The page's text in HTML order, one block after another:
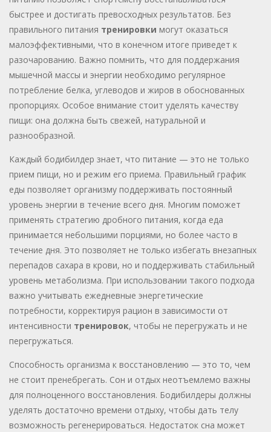
быстрее и достигать превосходных результатов. Без
правильного питания тренировки могут оказаться
малоэффективными, что в конечном итоге приведет к
разочарованию. Важно помнить, что для поддержания
мышечной массы и энергии необходимо регулярное
потребление белка, углеводов и жиров в обоснованных
пропорциях. Особое внимание стоит уделять качеству
пищи: она должна быть свежей, натуральной и
разнообразной.
Каждый бодибилдер знает, что питание — это не только
прием пищи, но и режим его приема. Правильный график
еды позволяет организму поддерживать постоянный
уровень энергии в течение всего дня. Многим поможет
применять стратегию дробного питания, когда еда
принимается небольшими порциями, но более часто в
течение дня. Это позволяет не только избегать внезапных
перепадов сахара в крови, но и поддерживать стабильный
уровень метаболизма. При использовании такого подхода
важно учитывать ежедневные энергетические
потребности, корректируя рацион в зависимости от
интенсивности тренировок, чтобы не перегружать и не
перегружаться.
Способность организма к восстановлению — это то, чем
не стоит пренебрегать. Сон и отдых неотъемлемо важны
для полноценного восстановления. Бодибилдеры должны
уделять достаточно времени отдыху, чтобы дать телу
возможность регенерироваться. Недостаток сна может